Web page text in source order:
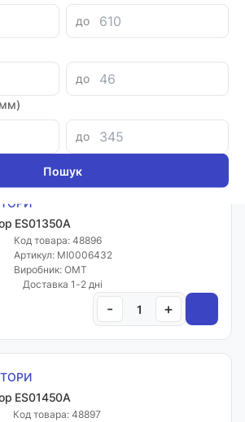
до
до
до
ES01290A
Код товара: 48895
Артикул: MI0006431
Виробник: OMT
-
ES01350A
Код товара: 48896
Артикул: MI0006432
Виробник: OMT
Доставка 1-2 дні
- +
ES01450A
Код товара: 48897